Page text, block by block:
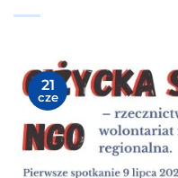
21
cze